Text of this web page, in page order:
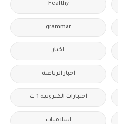
Healthy
grammar
اخبار
اخبار الرياضة
اختبارات الكترونيه 1 ث
اسلاميات